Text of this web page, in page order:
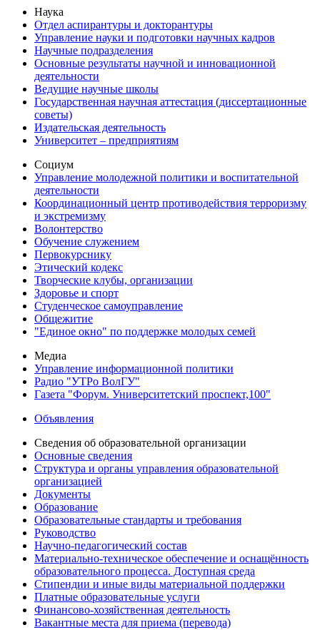
Наука
Отдел аспирантуры и докторантуры
Управление науки и подготовки научных кадров
Научные подразделения
Основные результаты научной и инновационной
деятельности
Ведущие научные школы
Государственная научная аттестация (диссертационные
советы)
Издательская деятельность
Университет – предприятиям
Социум
Управление молодежной политики и воспитательной
деятельности
Координационный центр противодействия терроризму
и экстремизму
Волонтерство
Обучение служением
Первокурснику
Этический кодекс
Творческие клубы, организации
Здоровье и спорт
Студенческое самоуправление
Общежитие
"Единое окно" по поддержке молодых семей
Медиа
Управление информационной политики
Радио "УТРо ВолГУ"
Газета "Форум. Университетский проспект,100"
Объявления
Сведения об образовательной организации
Основные сведения
Структура и органы управления образовательной
организацией
Документы
Образование
Образовательные стандарты и требования
Руководство
Научно-педагогический состав
Материально-техническое обеспечение и оснащённость
образовательного процесса. Доступная среда
Стипендии и иные виды материальной поддержки
Платные образовательные услуги
Финансово-хозяйственная деятельность
Вакантные места для приема (перевода)